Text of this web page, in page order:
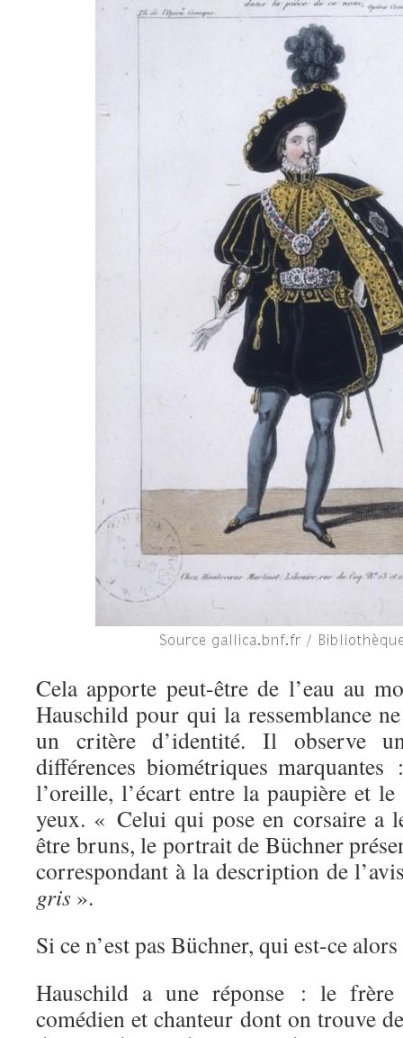
Cela apporte peut-être de l’eau au
Hauschild pour qui la ressemblance
un critère d’identité. Il observe
différences biométriques
l’oreille, l’écart entre la paupière et
yeux. « Celui qui pose en corsaire a
être bruns, le portrait de Büchner
correspondant à la description de
gris ».
Si ce n’est pas Büchner, qui est-ce
Hauschild a une réponse : le frère
comédien et chanteur dont on trouve